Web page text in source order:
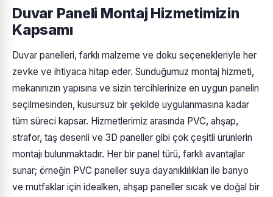
Duvar Paneli Montaj Hizmetimizin
Kapsamı
Duvar panelleri, farklı malzeme ve doku seçenekleriyle her
zevke ve ihtiyaca hitap eder. Sunduğumuz montaj hizmeti,
mekanınızın yapısına ve sizin tercihlerinize en uygun panelin
seçilmesinden, kusursuz bir şekilde uygulanmasına kadar
tüm süreci kapsar. Hizmetlerimiz arasında PVC, ahşap,
strafor, taş desenli ve 3D paneller gibi çok çeşitli ürünlerin
montajı bulunmaktadır. Her bir panel türü, farklı avantajlar
sunar; örneğin PVC paneller suya dayanıklılıkları ile banyo
ve mutfaklar için idealken, ahşap paneller sıcak ve doğal bir